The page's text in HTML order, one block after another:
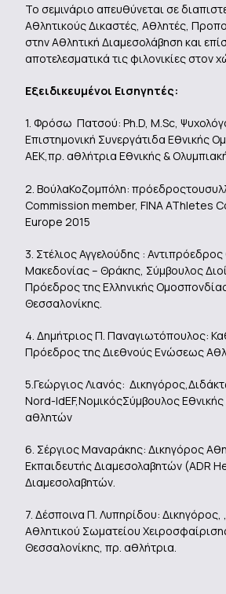
Το σεμινάριο απευθύνεται σε
Aθλητικούς Δικαστές, Αθλητές,
στην Αθλητική Διαμεσολάβηση και
αποτελεσματικά τις φιλονικίες στον
Εξειδικευμένοι Εισηγητές:
1. Φρόσω Πατσού: Ph.D, M.Sc,
Επιστημονική Συνεργάτιδα Εθνικής
ΑΕΚ,πρ. αθλήτρια Εθνικής &
2. ΒούλαΚοζομπόλη:
Commission member, FINA AThletes
Europe 2015
3. Στέλιος Αγγελούδης :
Μακεδονίας – Θράκης, Σύμβουλος
Πρόεδρος της Ελληνικής
Θεσσαλονίκης.
4. Δημήτριος Π. Παναγιωτόπουλος:
Πρόεδρος της Διεθνούς Ενώσεως
5.Γεώργιος Λιανός:
Nord-IdEF,ΝομικόςΣύμβουλος
αθλητών
6. Σέργιος Μαναράκης: Δικηγόρος
Εκπαιδευτής Διαμεσολαβητών (ADR
Διαμεσολαβητών.
7. Δέσποινα Π. Λυπηρίδου:
Αθλητικού Σωματείου
Θεσσαλονίκης, πρ. αθλήτρια.